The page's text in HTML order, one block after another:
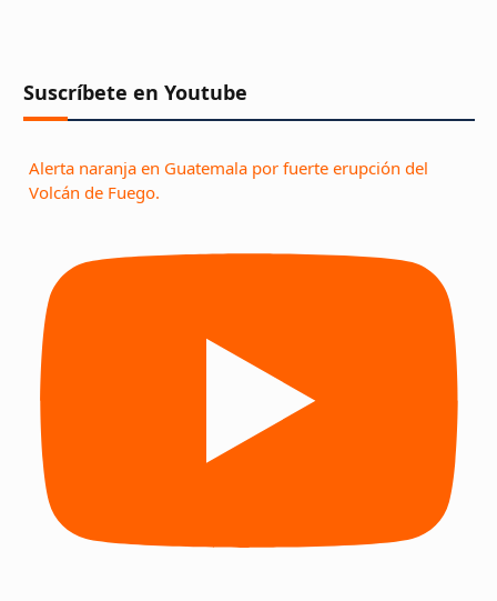
Suscríbete en Youtube
Alerta naranja en Guatemala por fuerte erupción del
Volcán de Fuego.